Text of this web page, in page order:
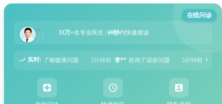
在线问诊
33万+名专业医生 | 60秒内快速接诊
实时:
2分钟前 李** 咨询了湿疹问题 5分钟前 张** 咨询了过敏性鼻炎问题